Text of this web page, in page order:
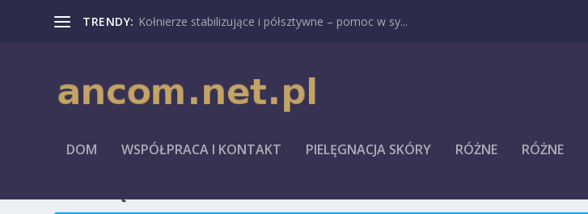
TRENDY: Kołnierze stabilizujące i półsztywne – pomoc w sy...
DOM WSPÓŁPRACA I KONTAKT PIELĘGNACJA SKÓRY RÓŻNE RÓŻNE